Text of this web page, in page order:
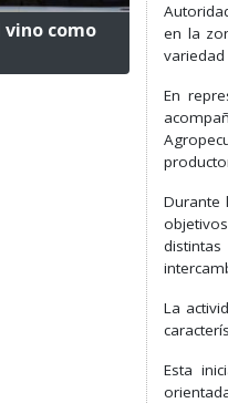
en la
En
Durante
La
Esta
vino como